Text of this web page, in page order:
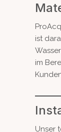
ist
im
Unser